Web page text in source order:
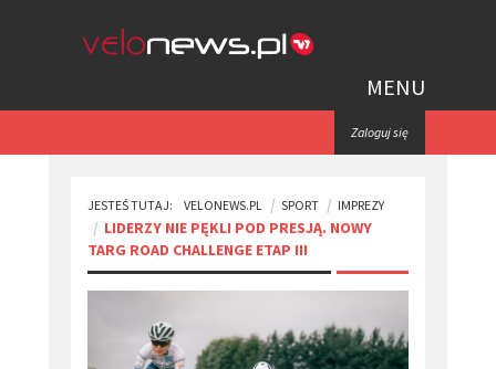
MENU
Zaloguj się
JESTEŚ TUTAJ: VELONEWS.PL SPORT IMPREZY
LIDERZY NIE PĘKLI POD PRESJĄ. NOWY
TARG ROAD CHALLENGE ETAP III